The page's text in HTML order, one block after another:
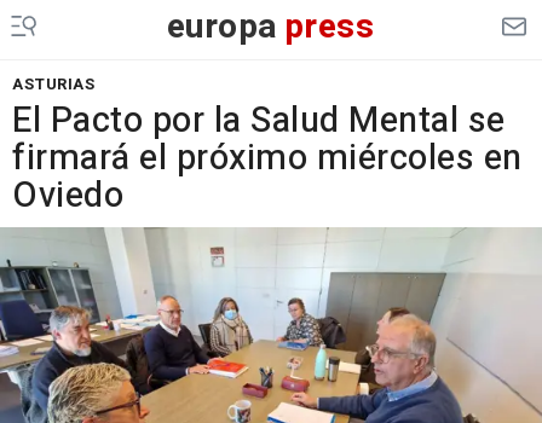
europa press
ASTURIAS
El Pacto por la Salud Mental se
firmará el próximo miércoles en
Oviedo